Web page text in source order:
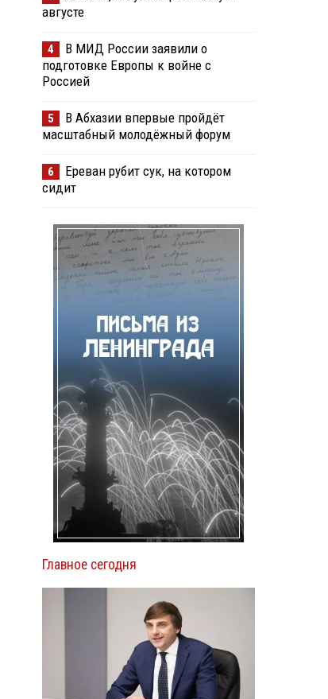
августе
4
В МИД России заявили о
подготовке Европы к войне с
Россией
5
В Абхазии впервые пройдёт
масштабный молодёжный форум
6
Ереван рубит сук, на котором
сидит
Главное сегодня